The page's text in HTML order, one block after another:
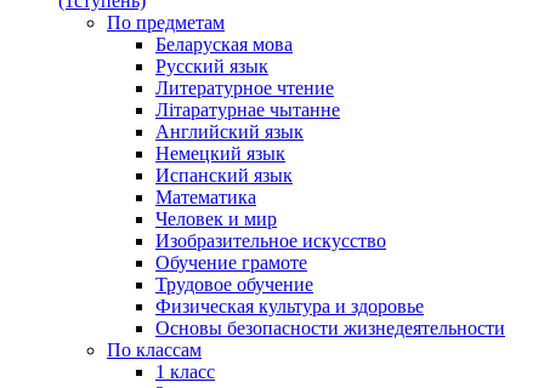
По предметам
Беларуская мова
Русский язык
Литературное чтение
Літаратурнае чытанне
Английский язык
Немецкий язык
Испанский язык
Математика
Человек и мир
Изобразительное искусство
Обучение грамоте
Трудовое обучение
Физическая культура и здоровье
Основы безопасности жизнедеятельности
По классам
1 класс